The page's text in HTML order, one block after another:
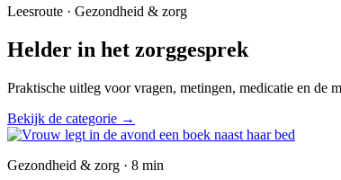
Leesroute · Gezondheid & zorg
Helder in het zorggesprek
Praktische uitleg voor vragen, metingen, medicatie en de
Bekijk de categorie →
Gezondheid & zorg · 8 min